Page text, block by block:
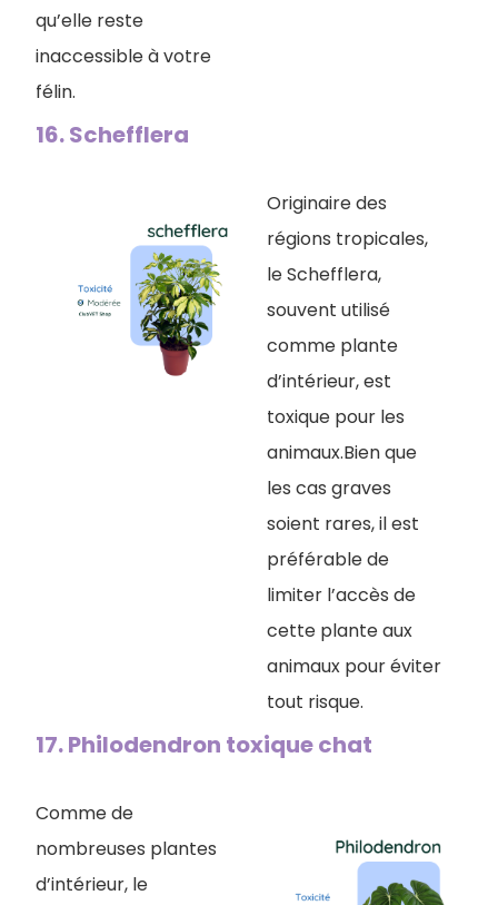
qu’elle reste
inaccessible à votre
félin.
16. Schefflera
Originaire des
régions tropicales,
le Schefflera,
souvent utilisé
comme plante
d’intérieur, est
toxique pour les
animaux.Bien que
les cas graves
soient rares, il est
préférable de
limiter l’accès de
cette plante aux
animaux pour éviter
tout risque.
17. Philodendron toxique chat
Comme de
nombreuses plantes
d’intérieur, le